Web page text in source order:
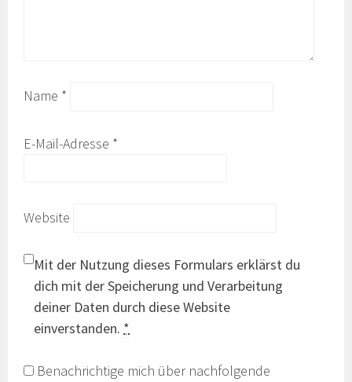
Name *
E-Mail-Adresse *
Website
Mit der Nutzung dieses Formulars erklärst du
dich mit der Speicherung und Verarbeitung
deiner Daten durch diese Website
einverstanden. *
Benachrichtige mich über nachfolgende